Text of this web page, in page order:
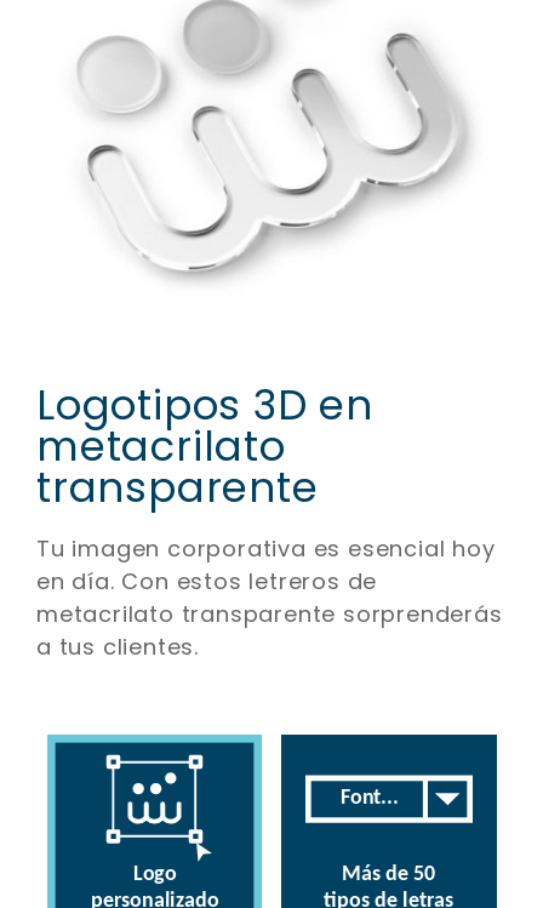
Logotipos 3D en
metacrilato
transparente
Tu imagen corporativa es esencial hoy
en día. Con estos letreros de
metacrilato transparente sorprenderás
a tus clientes.